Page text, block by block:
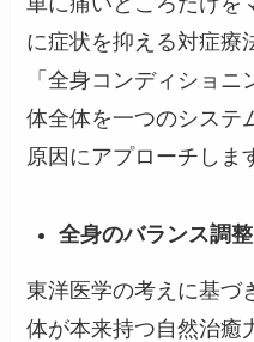
に症状を抑える対症療
「全身コンディショ
体全体を一つのシステ
原因にアプローチしま
全身のバランス調整
東洋医学の考えに基づ
体が本来持つ自然治癒